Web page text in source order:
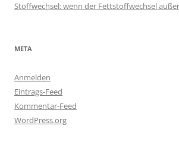
Stoffwechsel: wenn der Fettstoffwechsel
META
Anmelden
Eintrags-Feed
Kommentar-Feed
WordPress.org